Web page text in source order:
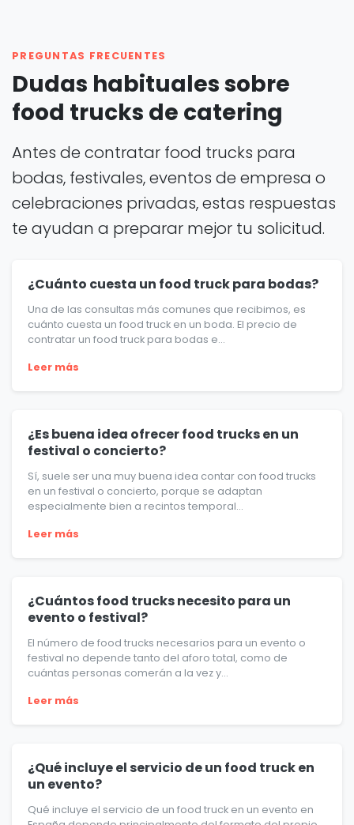
PREGUNTAS FRECUENTES
Dudas habituales sobre
food trucks de catering
Antes de contratar food trucks para
bodas, festivales, eventos de empresa o
celebraciones privadas, estas respuestas
te ayudan a preparar mejor tu solicitud.
¿Cuánto cuesta un food truck para bodas?
Una de las consultas más comunes que recibimos, es
cuánto cuesta un food truck en un boda. El precio de
contratar un food truck para bodas e...
Leer más
¿Es buena idea ofrecer food trucks en un
festival o concierto?
Sí, suele ser una muy buena idea contar con food trucks
en un festival o concierto, porque se adaptan
especialmente bien a recintos temporal...
Leer más
¿Cuántos food trucks necesito para un
evento o festival?
El número de food trucks necesarios para un evento o
festival no depende tanto del aforo total, como de
cuántas personas comerán a la vez y...
Leer más
¿Qué incluye el servicio de un food truck en
un evento?
Qué incluye el servicio de un food truck en un evento en